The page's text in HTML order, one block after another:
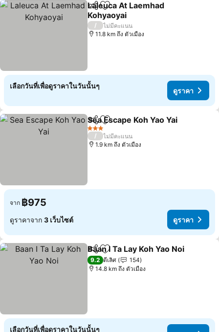
แชร์ เพิ่มในรายการโปรด
Laleuca At Laemhad
Kohyaoyai
ดูราคา
/
ไม่มีคะแนน
11.8 km ถึง ตัวเมือง
เลือกวันที่เพื่อดูราคาในวันนั้นๆ
ดูราคา
แชร์ เพิ่มในรายการโปรด
Sea Escape Koh Yao Yai
3 ดาว
/
ไม่มีคะแนน
1.9 km ถึง ตัวเมือง
จาก ฿975
ดูราคาจาก 3 เว็บไซต์ ดูราคา
แชร์ เพิ่มในรายการโปรด
Baan I Ta Lay Koh Yao Noi
9.2 ดีเลิศ
154
14.8 km ถึง ตัวเมือง
เลือกวันที่เพื่อดูราคาในวันนั้นๆ